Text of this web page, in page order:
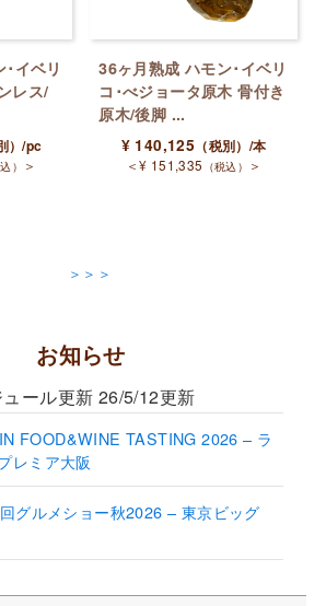
イベリ
レス/
）/pc
） ＞
36ヶ月熟成 ハモン･イベリ
コ･べジョータ原木 骨付き
原木/後脚 ...
¥140,125 （税別） /本
＜¥ 151,335 （税込） ＞
＞＞＞
お知らせ
ール更新 26/5/12更新
FOOD&WINE TASTING 2026 – ラ
レミア大阪
グルメショー秋2026 – 東京ビッグ